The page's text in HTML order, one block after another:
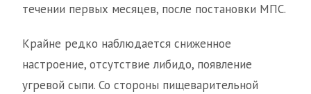
течении первых месяцев, после постановки МПС.
Крайне редко наблюдается сниженное
настроение, отсутствие либидо, появление
угревой сыпи. Со стороны пищеварительной